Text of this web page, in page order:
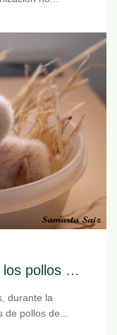
Manual de tratamiento de los pollos huérfanos
durante la
de pollos de...